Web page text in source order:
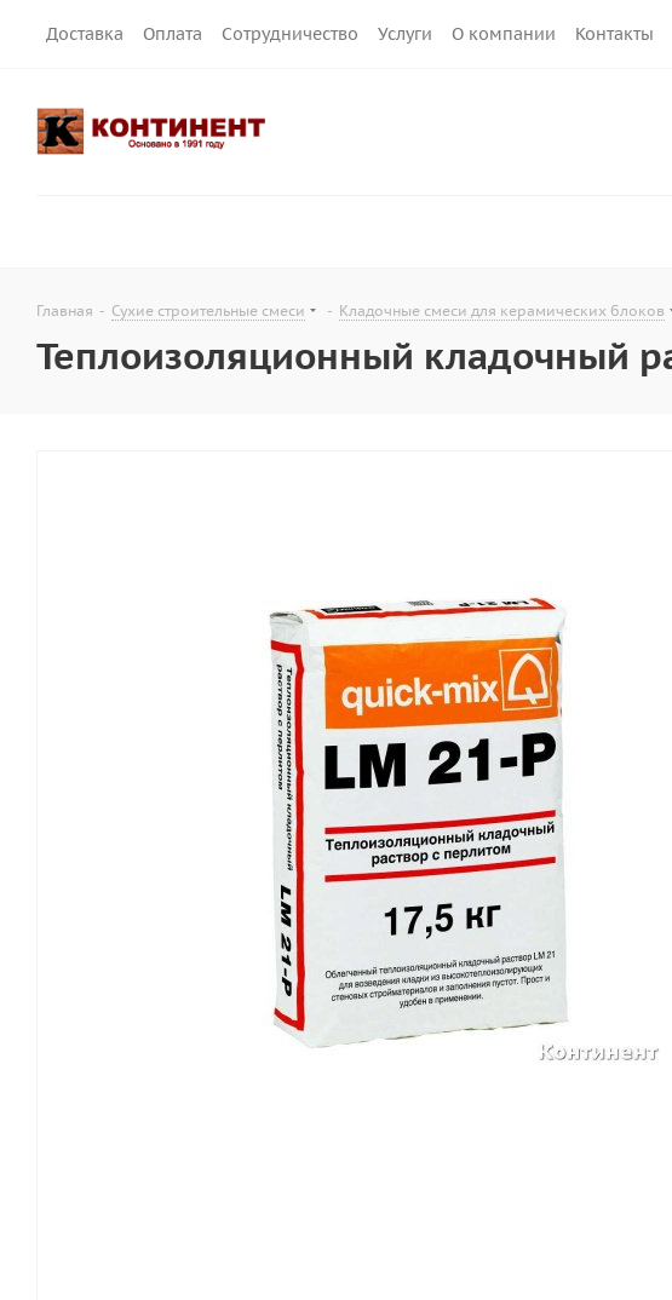
Доставка Оплата Сотрудничество Услуги О компании Контакты
Главная - Сухие строительные смеси - Кладочные смеси для керамических блоков
Теплоизоляционный кладочный